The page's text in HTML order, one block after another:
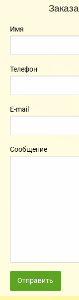
Имя
Телефон
E-mail
Сообщение
Отправить